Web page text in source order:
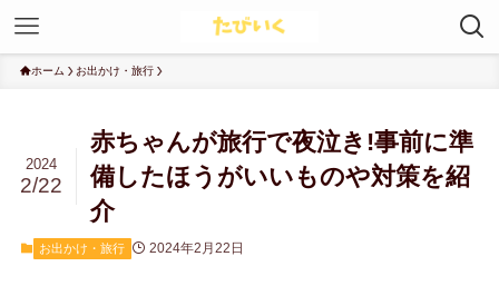
ホーム お出かけ・旅行
赤ちゃんが旅行で夜泣き!事前に準
備したほうがいいものや対策を紹
介
2024
2/22
お出かけ・旅行 2024年2月22日